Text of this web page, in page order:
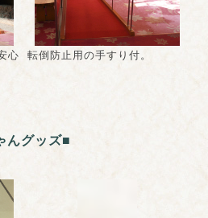
心
転倒防止用の手すり付。
んグッズ■